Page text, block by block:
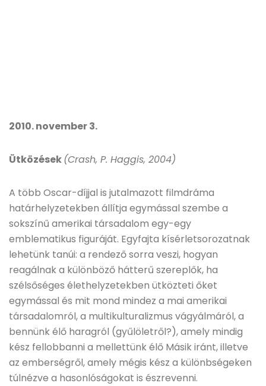
2010. november 3.
Ütközések(Crash, P. Haggis, 2004)
A több Oscar-díjjal is jutalmazott filmdráma
határhelyzetekben állítja egymással szembe a
sokszínű amerikai társadalom egy-egy
emblematikus figuráját. Egyfajta kísérletsorozatnak
lehetünk tanúi: a rendező sorra veszi, hogyan
reagálnak a különböző hátterű szereplők, ha
szélsőséges élethelyzetekben ütközteti őket
egymással és mit mond mindez a mai amerikai
társadalomról, a multikulturalizmus vágyálmáról, a
bennünk élő haragról (gyűlöletről?), amely mindig
kész fellobbanni a mellettünk élő Másik iránt, illetve
az emberségről, amely mégis kész a különbségeken
túlnézve a hasonlóságokat is észrevenni.